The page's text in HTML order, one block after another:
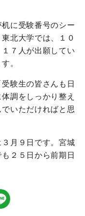
に受験番号のシー
北大学では、１０
７人が出願してい
。
験生の皆さんも日
調をしっかり整え
いただければと思
月９日です。宮城
２５日から前期日